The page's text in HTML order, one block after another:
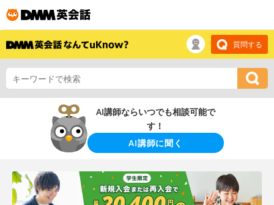
質問する
AI講師ならいつでも相談可能で
す！
AI講師に聞く